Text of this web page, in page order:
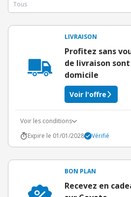
LIVRAISON
Profitez sans
de livraison sont
domicile
Voir l'offre
Voir les conditions
Expire le 01/01/2028
Vérifié
BON PLAN
Recevez en